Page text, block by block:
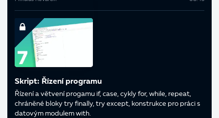
Skript: Řízení programu
Řízení a větvení progamu if, case, cykly for, while, repeat,
chráněné bloky try finally, try except, konstrukce pro práci s
datovým modulem with.